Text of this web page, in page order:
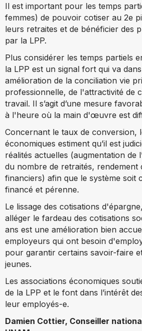
Il est important pour les temps
femmes) de pouvoir cotiser au 2e
leurs retraites et de bénéficier des
par la LPP.
Plus considérer les temps partiels
la LPP est un signal fort qui va
amélioration de la conciliation vie
professionnelle, de l'attractivité de
travail. Il s’agit d’une mesure
à l'heure où la main d'œuvre est
Concernant le taux de conversion,
économiques estiment qu’il est
réalités actuelles (augmentation de
du nombre de retraités, rendement
financiers) afin que le système soit
financé et pérenne.
Le lissage des cotisations
alléger le fardeau des cotisations
ans est une amélioration bien
employeurs qui ont besoin
pour garantir certains savoir-faire
jeunes.
Les associations économiques
de la LPP et le font dans l’intérêt
leur employés-e.
Damien Cottier, Conseiller